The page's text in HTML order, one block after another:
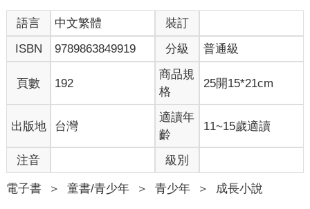
一百哩的飛行差不多要花掉四十分鐘，引擎聲震耳欲聾，他們也
沒多再交談。
駕駛一下子往後靠，扭過來喊道：「你確定你一個人沒問題
嗎？」
再沒問題不過了。布萊恩心裡想著，正要大喊出來，卻只點了點
頭。一直到降落之後，滑行到湖泊盡頭一個停泊口為止，他們都
「你在這裡，」駕駛從包包的夾層裡拿出一張地圖，遞給布萊
恩：「這座小湖叫做培森湖。你得順這條溪往北，到自由湖，然
語言 中文繁體
裝訂
ISBN
9789863849919 分級 普通級
頁數 192
商品規
格
25開15*21cm
出版地 台灣
適讀年
齡
11~15歲適讀
注音 級別
電子書 ＞ 童書/青少年 ＞ 青少年 ＞ 成長小說